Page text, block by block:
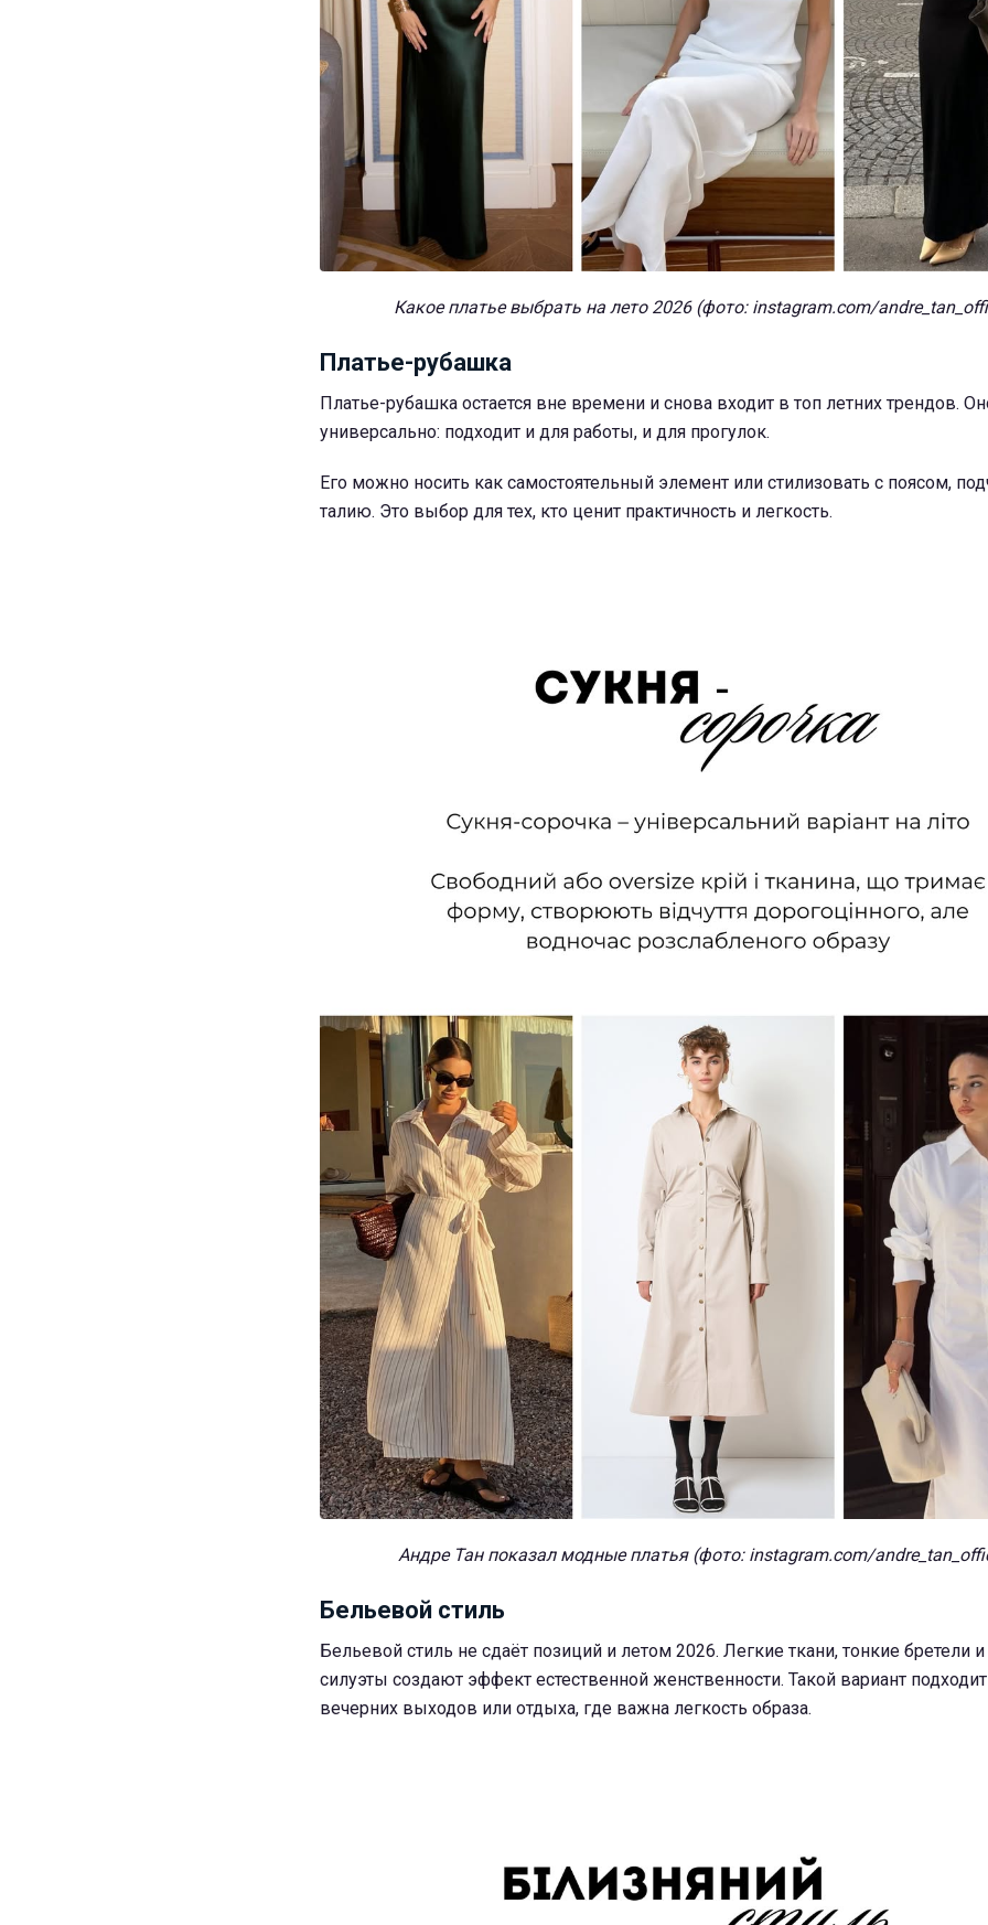
Какое платье выбрать на лето 2026 (фото: instagram.com/
Платье-рубашка
Платье-рубашка остается вне времени и снова входит в топ летних трендов.
универсально: подходит и для работы, и для прогулок.
Его можно носить как самостоятельный элемент или стилизовать с поясом,
талию. Это выбор для тех, кто ценит практичность и легкость.
Андре Тан показал модные платья (фото: instagram.com/
Бельевой стиль
Бельевой стиль не сдаёт позиций и летом 2026. Легкие ткани, тонкие бретели
силуэты создают эффект естественной женственности. Такой вариант
вечерних выходов или отдыха, где важна легкость образа.